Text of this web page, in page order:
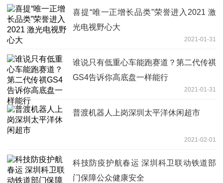
喜提“唯一正增长品类”荣誉进入2021 激
光电视野心大
2021-01-31
谁说只有低重心车能跑赛道？第二代传祺
GS4告诉你高底盘一样能行
2021-01-31
普渡机器人上岗深圳太平洋休闲超市
2021-02-01
科技防疫护航春运 深圳科卫联动铁道部
门保障公众健康安全